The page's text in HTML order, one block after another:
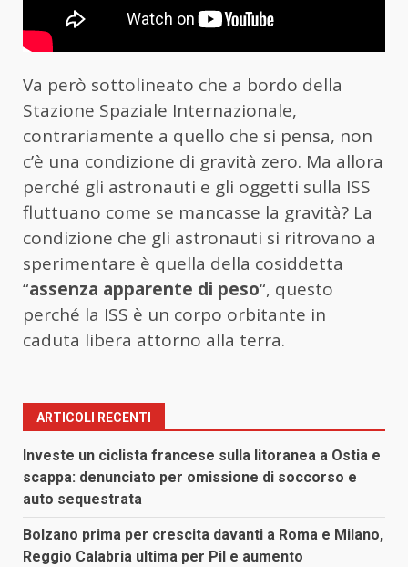
Va però sottolineato che a bordo della
Stazione Spaziale Internazionale,
contrariamente a quello che si pensa, non
c’è una condizione di gravità zero. Ma allora
perché gli astronauti e gli oggetti sulla ISS
fluttuano come se mancasse la gravità? La
condizione che gli astronauti si ritrovano a
sperimentare è quella della cosiddetta
“assenza apparente di peso“, questo
perché la ISS è un corpo orbitante in
caduta libera attorno alla terra.
ARTICOLI RECENTI
Investe un ciclista francese sulla litoranea a Ostia e
scappa: denunciato per omissione di soccorso e
auto sequestrata
Bolzano prima per crescita davanti a Roma e Milano,
Reggio Calabria ultima per Pil e aumento